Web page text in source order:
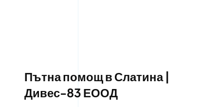
Пътна помощ в Слатина |
Дивес-83 ЕООД